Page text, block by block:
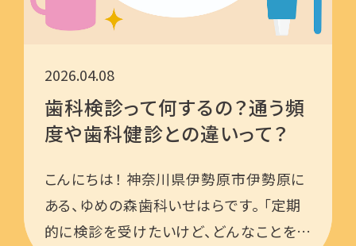
歯科検診って何するの？通う頻
度や歯科健診との違いって？
2026.04.08
こんにちは！ 神奈川県伊勢原市伊勢原に
ある、ゆめの森歯科いせはらです。 「定期
的に検診を受けたいけど、どんなことをす